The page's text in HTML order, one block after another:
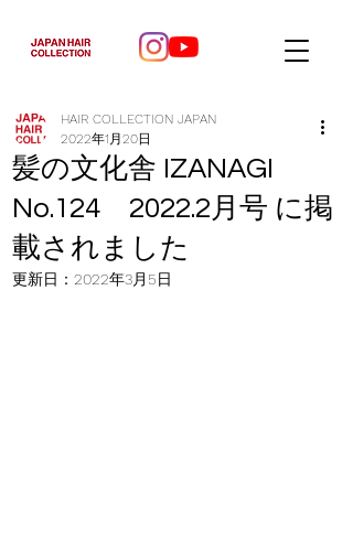
髪の文化舎 IZANAGI
No.124 2022.2月号 に掲
載されました
HAIR COLLECTION JAPAN
2022年1月20日
更新日： 2022年3月5日